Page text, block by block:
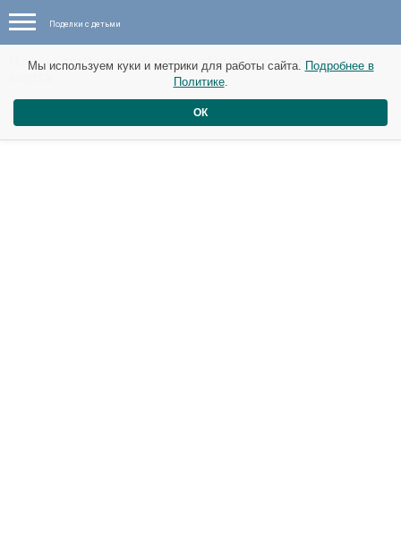
Поделки с детьми
Новые темы в сообществе Поделки с детьми от 18
Пластилиновая математика
Мы используем куки и метрики для работы сайта. Подробнее в
Политике.
ОК